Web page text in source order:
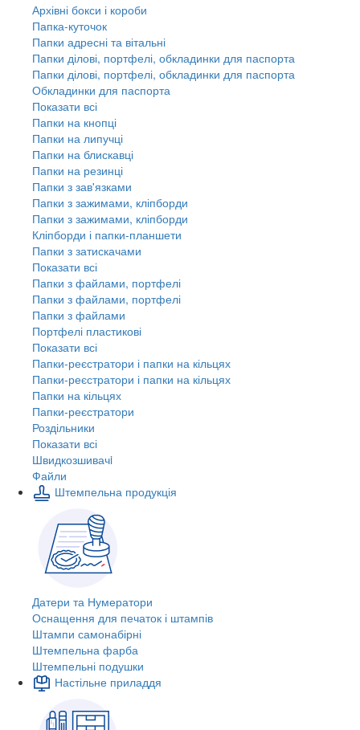
Архівні бокси і короби
Папка-куточок
Папки адресні та вітальні
Папки ділові, портфелі, обкладинки для паспорта
Папки ділові, портфелі, обкладинки для паспорта
Обкладинки для паспорта
Показати всі
Папки на кнопці
Папки на липучці
Папки на блискавці
Папки на резинці
Папки з зав'язками
Папки з зажимами, кліпборди
Папки з зажимами, кліпборди
Кліпборди і папки-планшети
Папки з затискачами
Показати всі
Папки з файлами, портфелі
Папки з файлами, портфелі
Папки з файлами
Портфелі пластикові
Показати всі
Папки-реєстратори і папки на кільцях
Папки-реєстратори і папки на кільцях
Папки на кільцях
Папки-реєстратори
Роздільники
Показати всі
Швидкозшивачi
Файли
Штемпельна продукція
Датери та Нумератори
Оснащення для печаток і штампів
Штампи самонабірні
Штемпельна фарба
Штемпельні подушки
Настільне приладдя